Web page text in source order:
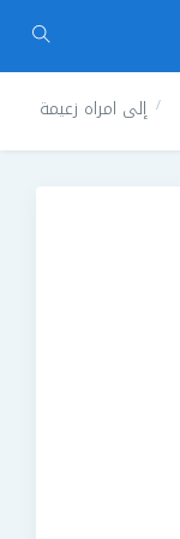
إلى امراه زعيمة